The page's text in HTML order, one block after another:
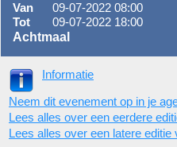
Van
09-07-2022 08:00
Tot
09-07-2022 18:00
Achtmaal
Informatie
Neem dit evenement op in je
Lees alles over een eerdere
Lees alles over een latere editie